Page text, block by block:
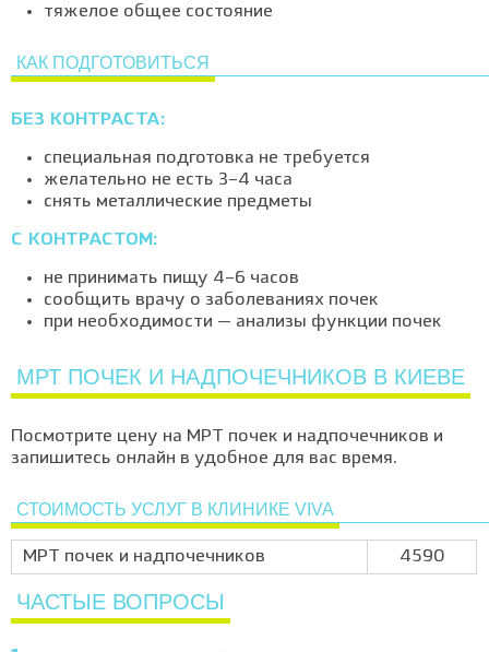
тяжелое общее состояние
КАК ПОДГОТОВИТЬСЯ
БЕЗ КОНТРАСТА:
специальная подготовка не требуется
желательно не есть 3–4 часа
снять металлические предметы
С КОНТРАСТОМ:
не принимать пищу 4–6 часов
сообщить врачу о заболеваниях почек
при необходимости — анализы функции почек
МРТ ПОЧЕК И НАДПОЧЕЧНИКОВ В КИЕВЕ
Посмотрите цену на МРТ почек и надпочечников и
запишитесь онлайн в удобное для вас время.
СТОИМОСТЬ УСЛУГ В КЛИНИКЕ VIVA
МРТ почек и надпочечников 4590
ЧАСТЫЕ ВОПРОСЫ